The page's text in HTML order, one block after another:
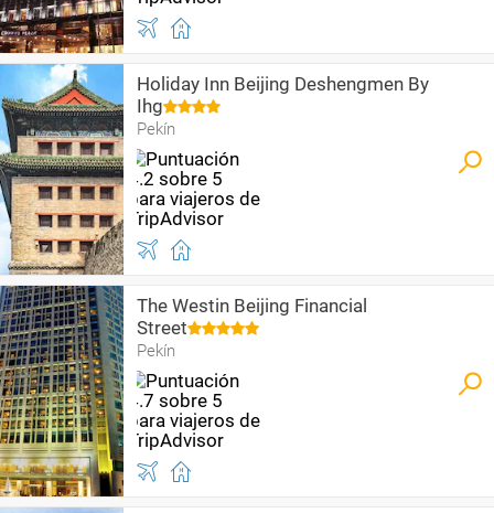
Holiday Inn Beijing Deshengmen By
Ihg
Pekín
The Westin Beijing Financial
Street
Pekín